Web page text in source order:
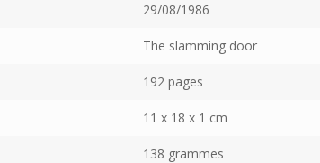
29/08/1986
The slamming door
192 pages
11 x 18 x 1 cm
138 grammes